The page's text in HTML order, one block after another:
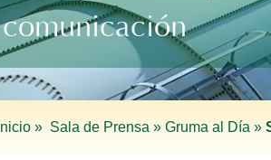
comunicación
Inicio » Sala de Prensa » Gruma al Día »